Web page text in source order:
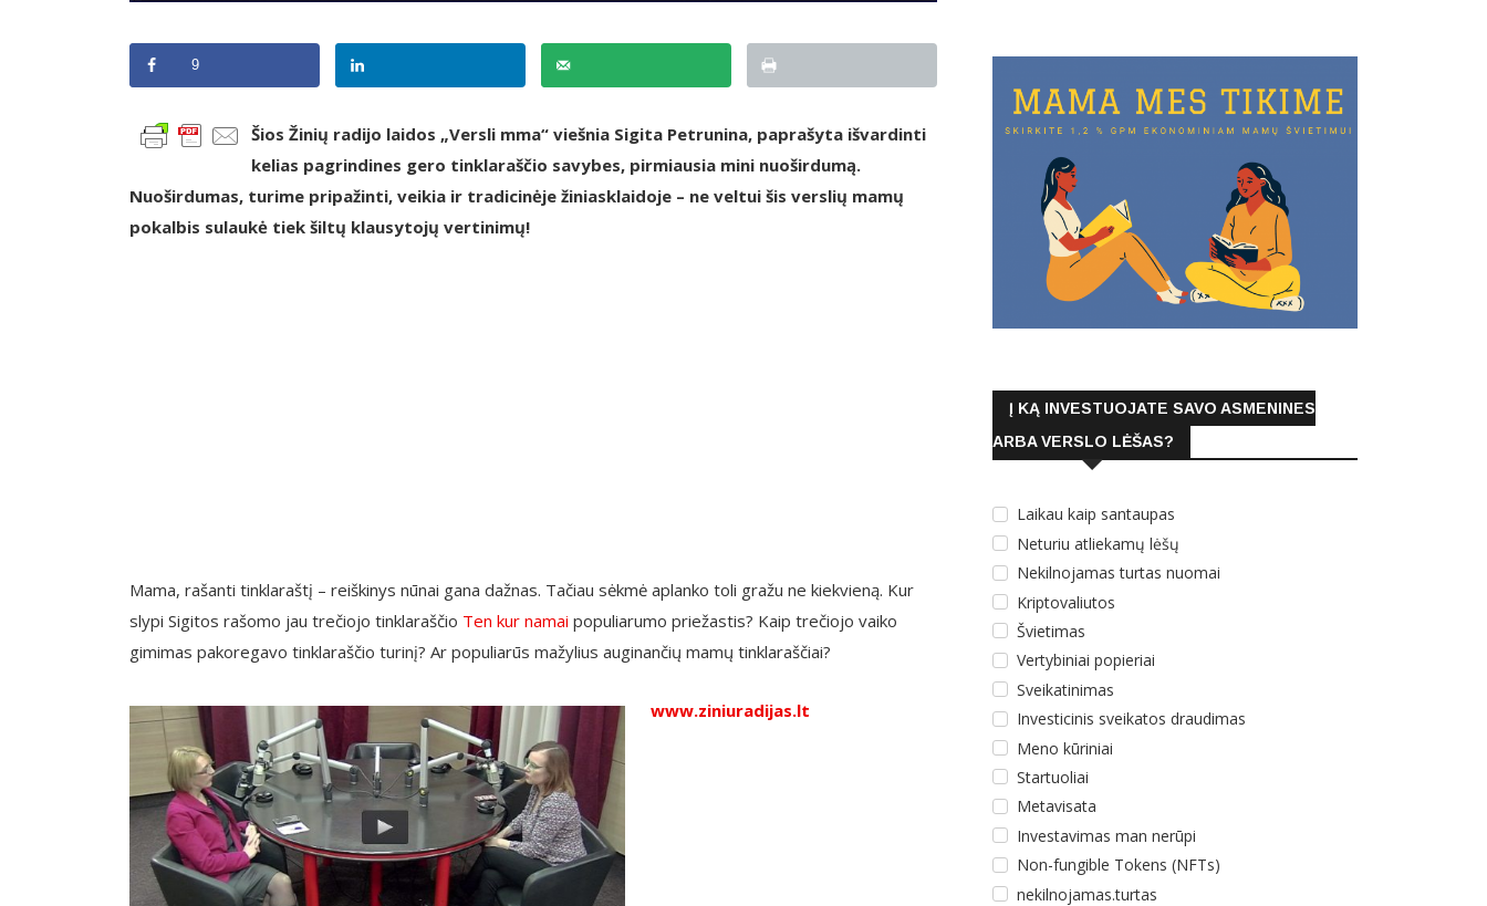
9
Šios Žinių radijo laidos „Versli mma“ viešnia Sigita Petrunina, paprašyta išvardinti
kelias pagrindines gero tinklaraščio savybes, pirmiausia mini nuoširdumą.
Nuoširdumas, turime pripažinti, veikia ir tradicinėje žiniasklaidoje – ne veltui šis verslių mamų
pokalbis sulaukė tiek šiltų klausytojų vertinimų!
Mama, rašanti tinklaraštį – reiškinys nūnai gana dažnas. Tačiau sėkmė aplanko toli gražu ne kiekvieną. Kur
slypi Sigitos rašomo jau trečiojo tinklaraščio Ten kur namai populiarumo priežastis? Kaip trečiojo vaiko
gimimas pakoregavo tinklaraščio turinį? Ar populiarūs mažylius auginančių mamų tinklaraščiai?
www.ziniuradijas.lt
Į KĄ INVESTUOJATE SAVO ASMENINES
ARBA VERSLO LĖŠAS?
Laikau kaip santaupas
Neturiu atliekamų lėšų
Nekilnojamas turtas nuomai
Kriptovaliutos
Švietimas
Vertybiniai popieriai
Sveikatinimas
Investicinis sveikatos draudimas
Meno kūriniai
Startuoliai
Metavisata
Investavimas man nerūpi
Non-fungible Tokens (NFTs)
nekilnojamas.turtas